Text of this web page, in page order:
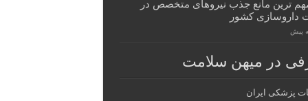
ترین مانع جذب نیروهای متخصص در
داروسازی کشور
در میهن سلامت
پزشکی ایران